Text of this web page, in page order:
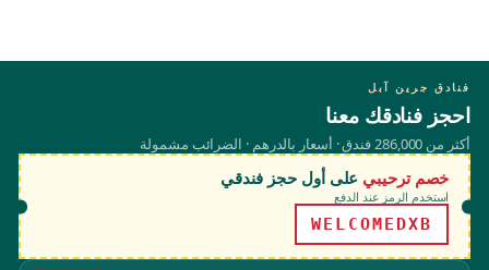
فنادق جرين آبل
احجز فنادقك معنا
أكثر من 286,000 فندق · أسعار بالدرهم · الضرائب مشمولة
خصم ترحيبي على أول حجز فندقي
استخدم الرمز عند الدفع
WELCOMEDXB